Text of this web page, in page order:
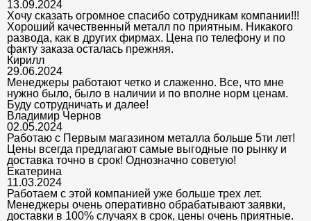
13.09.2024
Хочу сказать огромное спасибо сотрудникам компании!!!
Хороший качественный металл по приятным. Никакого
развода, как в других фирмах. Цена по телефону и по
факту заказа осталась прежняя.
Кирилл
29.06.2024
Менеджеры работают четко и слаженно. Все, что мне
нужно было, было в наличии и по вполне норм ценам.
Буду сотрудничать и далее!
Владимир Чернов
02.05.2024
Работаю с Первым магазином металла больше 5ти лет!
Цены всегда предлагают самые выгодные по рынку и
доставка точно в срок! Однозначно советую!
Екатерина
11.03.2024
Работаем с этой компанией уже больше трех лет.
Менеджеры очень оперативно обрабатывают заявки,
доставки в 100% случаях в срок, цены очень приятные.